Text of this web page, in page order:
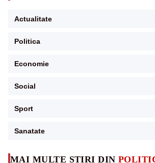
MAI MULTE ȘTIRI DIN
Actualitate
Politica
Economie
Social
Sport
Sanatate